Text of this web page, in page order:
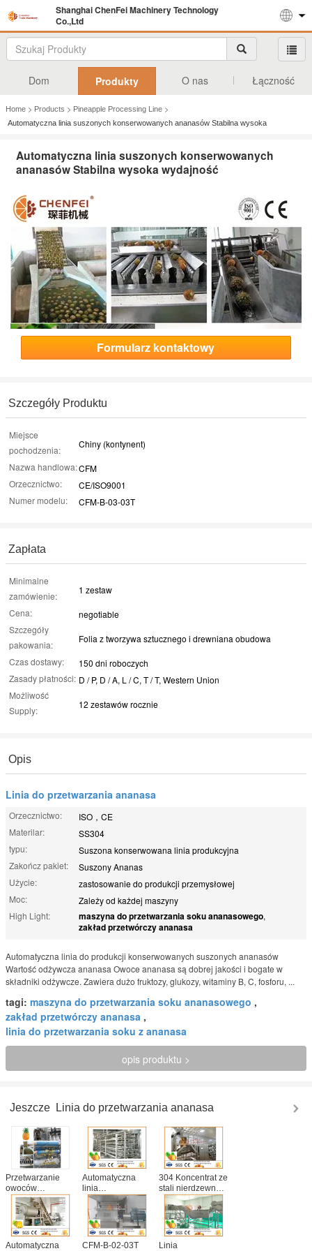
Shanghai ChenFei Machinery Technology
Co.,Ltd
Dom Produkty O nas Łączność
Home > Products > Pineapple Processing Line >
Automatyczna linia suszonych konserwowanych ananasów Stabilna wysoka
Automatyczna linia suszonych konserwowanych
ananasów Stabilna wysoka wydajność
Formularz kontaktowy
Szczegóły Produktu
Miejsce
pochodzenia:
Chiny (kontynent)
Nazwa handlowa:CFM
Orzecznictwo:
CE/ISO9001
Numer modelu:
CFM-B-03-03T
Zapłata
Minimalne
zamówienie:
1 zestaw
Cena:
negotiable
Szczegóły
pakowania:
Folia z tworzywa sztucznego i drewniana obudowa
Czas dostawy:
150 dni roboczych
Zasady płatności: D / P, D / A, L / C, T / T, Western Union
Możliwość
Supply:
12 zestawów rocznie
Opis
Linia do przetwarzania ananasa
Orzecznictwo:
ISO，CE
Materilar:
SS304
typu:
Suszona konserwowana linia produkcyjna
Zakończ pakiet:
Suszony Ananas
Użycie:
zastosowanie do produkcji przemysłowej
Moc:
Zależy od każdej maszyny
High Light:
maszyna do przetwarzania soku ananasowego,
zakład przetwórczy ananasa
Automatyczna linia do produkcji konserwowanych suszonych ananasów
Wartość odżywcza ananasa Owoce ananasa są dobrej jakości i bogate w
składniki odżywcze. Zawiera dużo fruktozy, glukozy, witaminy B, C, fosforu, ...
tagi: maszyna do przetwarzania soku ananasowego ,
zakład przetwórczy ananasa ,
linia do przetwarzania soku z ananasa
opis produktu >
Jeszcze Linia do przetwarzania ananasa
Przetwarzanie
owoców
Automatyczna
linia do
napełniania
soków
ananasowych
Automatyczna
linia
przetwarzania
soków
ananasowych 304
Oszczędność
energii ze stali
304 Koncentrat ze
stali nierdzewnej
Ananas Sprzęt do
przetwarzania
20T / H
Pojemność
Automatyczna
CFM-B-02-03T
Linia